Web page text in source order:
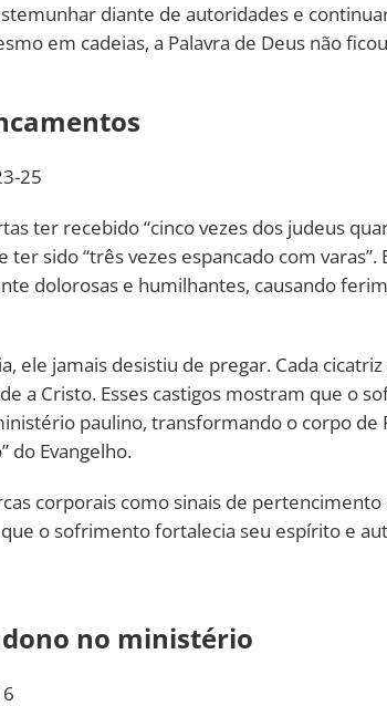
diante de autoridades e
em cadeias, a Palavra de Deus não
25
ter recebido “cinco vezes dos judeus
sido “três vezes espancado com varas”.
dolorosas e humilhantes, causando
ele jamais desistiu de pregar. Cada
a Cristo. Esses castigos mostram que o
paulino, transformando o corpo de
do Evangelho.
corporais como sinais de pertencimento
o sofrimento fortalecia seu espírito e
no ministério